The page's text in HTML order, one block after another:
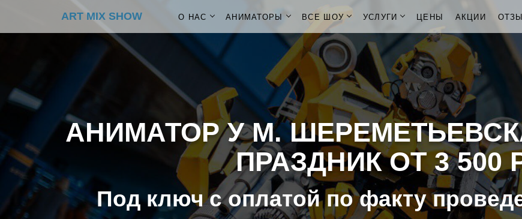
ART MIX SHOW О НАС АНИМАТОРЫ ВСЕ ШОУ УСЛУГИ ЦЕНЫ АКЦИИ
АНИМАТОР У М.
ПРАЗДНИК ОТ 3 500
Под ключ с оплатой по факту